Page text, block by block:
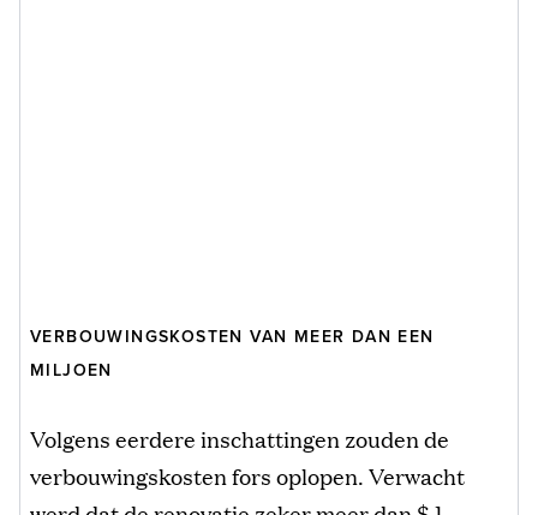
VERBOUWINGSKOSTEN VAN MEER DAN EEN
MILJOEN
Volgens eerdere inschattingen zouden de
verbouwingskosten fors oplopen. Verwacht